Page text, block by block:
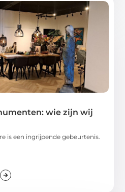
wie zijn wij
is een ingrijpende gebeurtenis.